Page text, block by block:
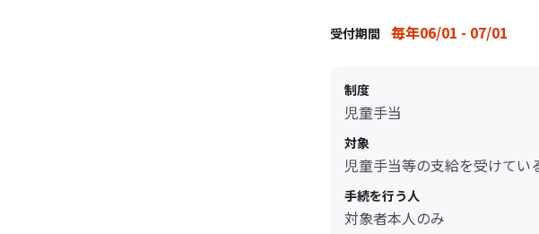
受付期間 毎年06/01 - 07/01
制度
児童手当
対象
児童手当等の支給を受けてい
手続を行う人
対象者本人のみ